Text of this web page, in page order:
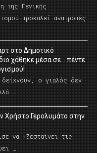
της Γενικής
προκαλεί ανατροπές
στο Δημοτικό
χάθηκε μέσα σε… πέντε
ο γιαλός δεν
…
Χρήστο Γερολυμάτο στην
να «ζεσταίνει τις
…